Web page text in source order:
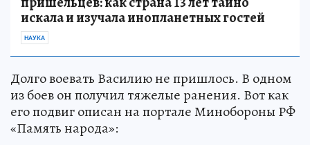
искала и изучала инопланетных гостей
НАУКА
Долго воевать Василию не пришлось. В одном
из боев он получил тяжелые ранения. Вот как
его подвиг описан на портале Минобороны РФ
«Память народа»: